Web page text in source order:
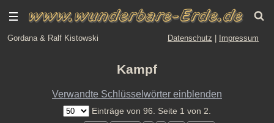
Gordana & Ralf Kistowski Datenschutz Impressum
Kampf
Verwandte Schlüsselwörter einblenden
Einträge von 96. Seite 1 von 2.